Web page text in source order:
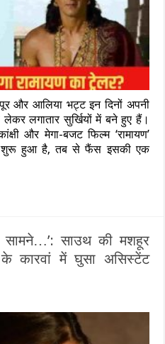
और आलिया भट्ट इन दिनों अपनी
लगातार सुर्खियों में बने हुए हैं।
और मेगा-बजट फिल्म ‘रामायण’
शुरू हुआ है, तब से फैंस इसकी एक
सामने…’: साउथ की मशहूर
कारवां में घुसा असिस्टेंट